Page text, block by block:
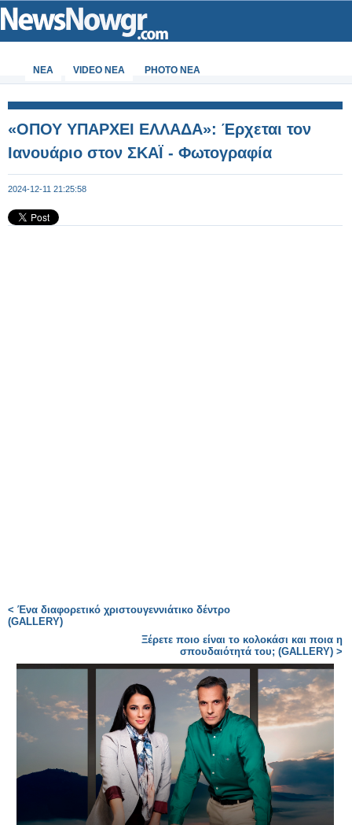
ΝΕΑ VIDEO NEA PHOTO NEA
«ΟΠΟΥ ΥΠΑΡΧΕΙ ΕΛΛΑΔΑ»: Έρχεται τον
Ιανουάριο στον ΣΚΑΪ - Φωτογραφία
2024-12-11 21:25:58
< Ένα διαφορετικό χριστουγεννιάτικο δέντρο
(GALLERY)
Ξέρετε ποιο είναι το κολοκάσι και ποια η
σπουδαιότητά του; (GALLERY) >